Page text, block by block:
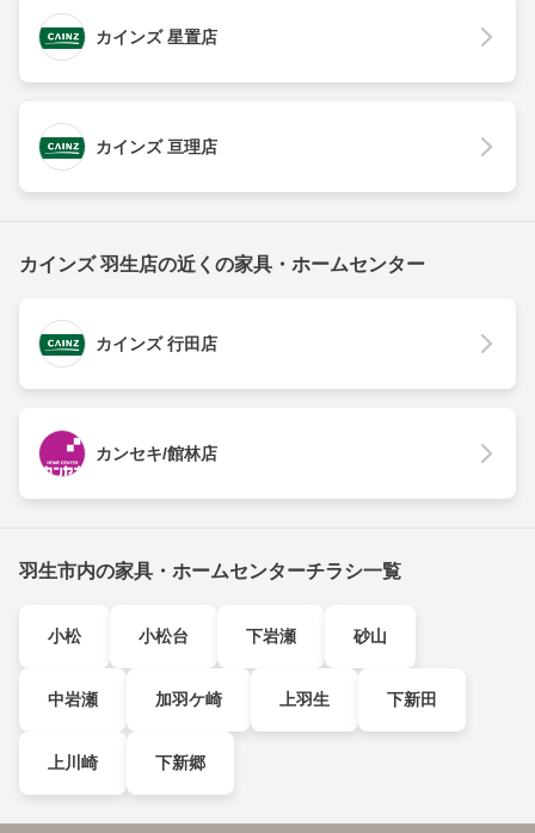
カインズ 星置店
カインズ 亘理店
カインズ 羽生店の近くの家具・ホームセンター
カインズ 行田店
カンセキ/館林店
羽生市内の家具・ホームセンターチラシ一覧
小松 小松台 下岩瀬 砂山
中岩瀬 加羽ケ崎 上羽生 下新田
上川崎 下新郷